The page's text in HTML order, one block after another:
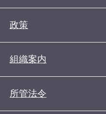
政策
組織案内
所管法令